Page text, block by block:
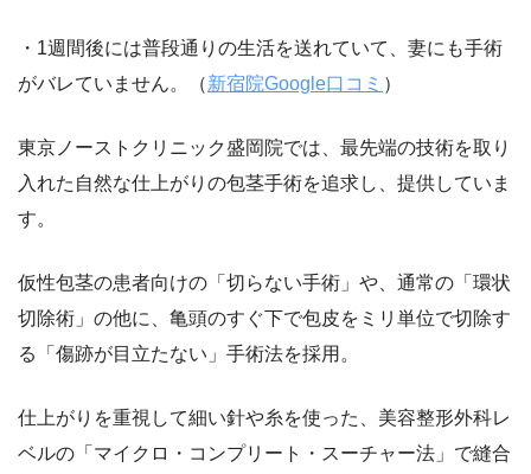
・1週間後には普段通りの生活を送れていて、妻にも手術
がバレていません。（新宿院Google口コミ ）
東京ノーストクリニック盛岡院では、最先端の技術を取り
入れた自然な仕上がりの包茎手術を追求し、提供していま
す。
仮性包茎の患者向けの「切らない手術」や、通常の「環状
切除術」の他に、亀頭のすぐ下で包皮をミリ単位で切除す
る「傷跡が目立たない」手術法を採用。
仕上がりを重視して細い針や糸を使った、美容整形外科レ
ベルの「マイクロ・コンプリート・スーチャー法」で縫合